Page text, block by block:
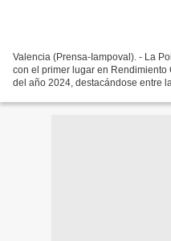
Valencia (Prensa-Iampoval). - La
con el primer lugar en
del año 2024, destacándose entre